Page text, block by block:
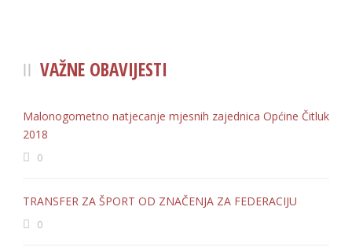
VAŽNE OBAVIJESTI
Malonogometno natjecanje mjesnih zajednica Općine Čitluk
2018
0
TRANSFER ZA ŠPORT OD ZNAČENJA ZA FEDERACIJU
0